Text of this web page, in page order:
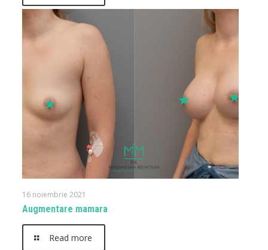
16 noiembrie 2021
Augmentare mamara
Read more